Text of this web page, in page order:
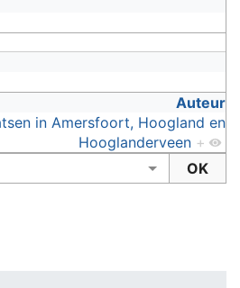
Auteur
in Amersfoort, Hoogland en
Hooglanderveen +